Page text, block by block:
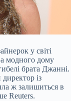
у світі
модного дому
брата Джанні.
із
ж залишиться в
Reuters.